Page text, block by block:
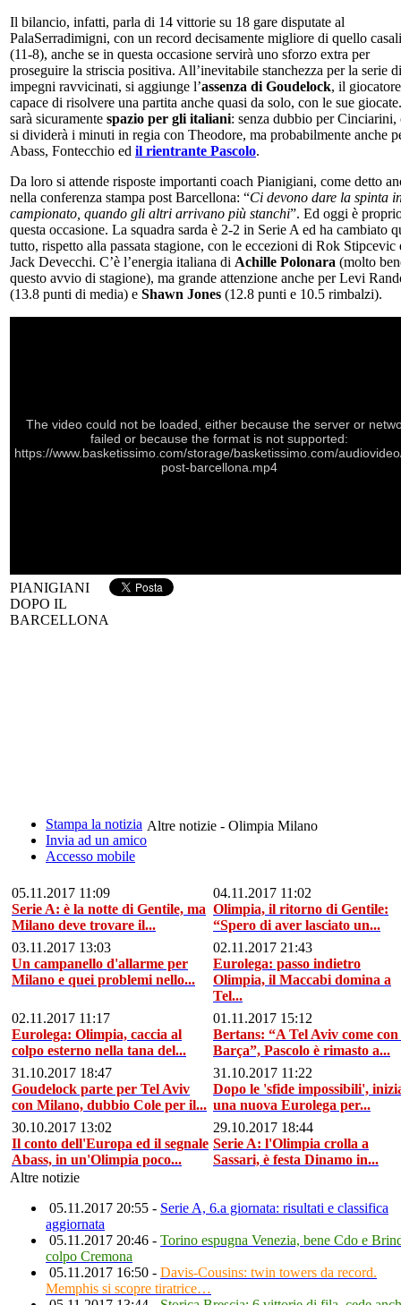
Il bilancio, infatti, parla di 14 vittorie su 18 gare disputate al
PalaSerradimigni, con un record decisamente migliore di quello
(11-8), anche se in questa occasione servirà uno sforzo extra per
proseguire la striscia positiva. All’inevitabile stanchezza per la serie di
impegni ravvicinati, si aggiunge l’assenza di Goudelock, il giocatore
capace di risolvere una partita anche quasi da solo, con le sue
sarà sicuramente spazio per gli italiani: senza dubbio per Cinciarini,
si dividerà i minuti in regia con Theodore, ma probabilmente anche
Abass, Fontecchio ed il rientrante Pascolo.
Da loro si attende risposte importanti coach Pianigiani, come detto
nella conferenza stampa post Barcellona: “Ci devono dare la spinta
campionato, quando gli altri arrivano più stanchi”. Ed oggi è
questa occasione. La squadra sarda è 2-2 in Serie A ed ha cambiato
tutto, rispetto alla passata stagione, con le eccezioni di Rok Stipcevic
Jack Devecchi. C’è l’energia italiana di Achille Polonara (molto
questo avvio di stagione), ma grande attenzione anche per Levi
(13.8 punti di media) e Shawn Jones (12.8 punti e 10.5 rimbalzi).
The video could not be loaded, either because the server or
failed or because the format is not supported:
https://www.basketissimo.com/storage/basketissimo.com/
post-barcellona.mp4
PIANIGIANI
DOPO IL
BARCELLONA
Stampa la notizia
Invia ad un amico
Accesso mobile
Altre notizie - Olimpia Milano
05.11.2017 11:09
Serie A: è la notte di Gentile, ma
Milano deve trovare il...
04.11.2017 11:02
Olimpia, il ritorno di Gentile:
“Spero di aver lasciato un...
03.11.2017 13:03
Un campanello d'allarme per
Milano e quei problemi nello...
02.11.2017 21:43
Eurolega: passo indietro
Olimpia, il Maccabi domina a
Tel...
02.11.2017 11:17
Eurolega: Olimpia, caccia al
colpo esterno nella tana del...
01.11.2017 15:12
Bertans: “A Tel Aviv come
Barça”, Pascolo è rimasto a...
31.10.2017 18:47
Goudelock parte per Tel Aviv
con Milano, dubbio Cole per il...
31.10.2017 11:22
Dopo le 'sfide impossibili',
una nuova Eurolega per...
30.10.2017 13:02
Il conto dell'Europa ed il segnale
Abass, in un'Olimpia poco...
29.10.2017 18:44
Serie A: l'Olimpia crolla a
Sassari, è festa Dinamo in...
Altre notizie
05.11.2017 20:55 - Serie A, 6.a giornata: risultati e classifica
aggiornata
05.11.2017 20:46 - Torino espugna Venezia, bene Cdo e
colpo Cremona
05.11.2017 16:50 - Davis-Cousins: twin towers da record.
Memphis si scopre tiratrice…